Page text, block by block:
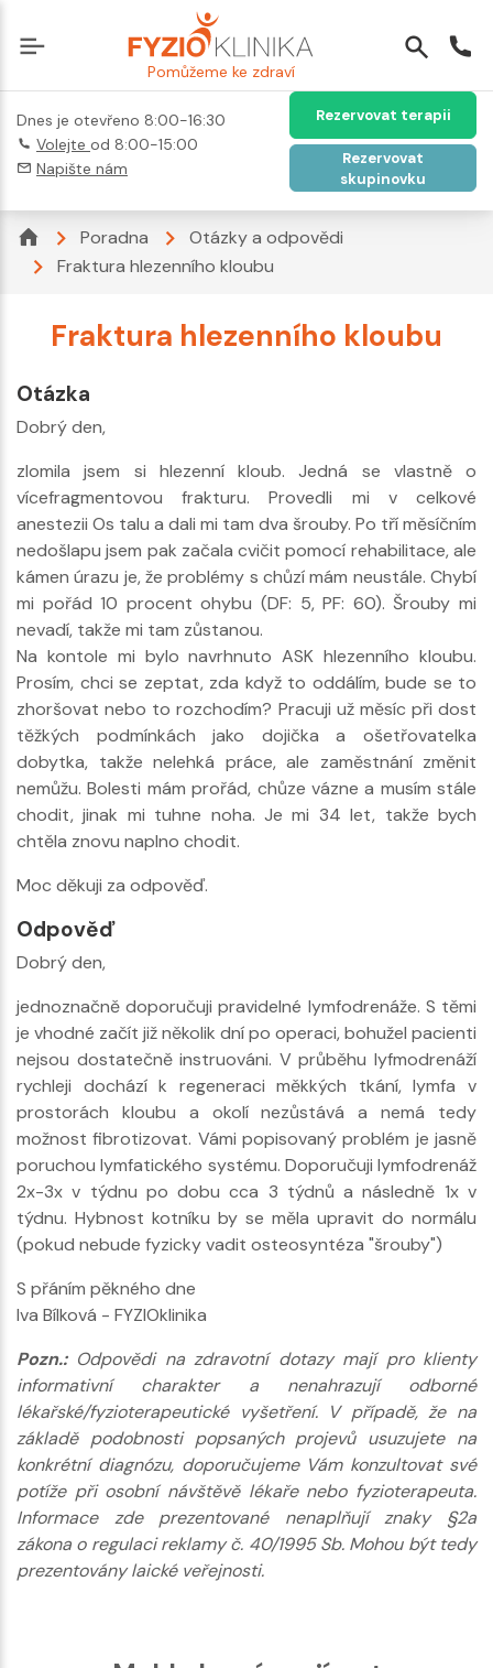
Pomůžeme ke zdraví
Dnes je otevřeno 8:00-16:30
Volejte od 8:00-15:00
Napište nám
Rezervovat terapii
Rezervovat
skupinovku
Poradna
Otázky a odpovědi
Fraktura hlezenního kloubu
Fraktura hlezenního kloubu
Otázka
Dobrý den,
zlomila jsem si hlezenní kloub. Jedná se vlastně o
vícefragmentovou frakturu. Provedli mi v celkové
anestezii Os talu a dali mi tam dva šrouby. Po tří měsíčním
nedošlapu jsem pak začala cvičit pomocí rehabilitace, ale
kámen úrazu je, že problémy s chůzí mám neustále. Chybí
mi pořád 10 procent ohybu (DF: 5, PF: 60). Šrouby mi
nevadí, takže mi tam zůstanou.
Na kontole mi bylo navrhnuto ASK hlezenního kloubu.
Prosím, chci se zeptat, zda když to oddálím, bude se to
zhoršovat nebo to rozchodím? Pracuji už měsíc při dost
těžkých podmínkách jako dojička a ošetřovatelka
dobytka, takže nelehká práce, ale zaměstnání změnit
nemůžu. Bolesti mám prořád, chůze vázne a musím stále
chodit, jinak mi tuhne noha. Je mi 34 let, takže bych
chtěla znovu naplno chodit.
Moc děkuji za odpověď.
Odpověď
Dobrý den,
jednoznačně doporučuji pravidelné lymfodrenáže. S těmi
je vhodné začít již několik dní po operaci, bohužel pacienti
nejsou dostatečně instruováni. V průběhu lyfmodrenáží
rychleji dochází k regeneraci měkkých tkání, lymfa v
prostorách kloubu a okolí nezůstává a nemá tedy
možnost fibrotizovat. Vámi popisovaný problém je jasně
poruchou lymfatického systému. Doporučuji lymfodrenáž
2x-3x v týdnu po dobu cca 3 týdnů a následně 1x v
týdnu. Hybnost kotníku by se měla upravit do normálu
(pokud nebude fyzicky vadit osteosyntéza "šrouby")
S přáním pěkného dne
Iva Bílková - FYZIOklinika
Pozn.:Odpovědi na zdravotní dotazy mají pro klienty
informativní charakter a nenahrazují odborné
lékařské/fyzioterapeutické vyšetření. V případě, že na
základě podobnosti popsaných projevů usuzujete na
konkrétní diagnózu, doporučujeme Vám konzultovat své
potíže při osobní návštěvě lékaře nebo fyzioterapeuta.
Informace zde prezentované nenaplňují znaky §2a
zákona o regulaci reklamy č. 40/1995 Sb. Mohou být tedy
prezentovány laické veřejnosti.